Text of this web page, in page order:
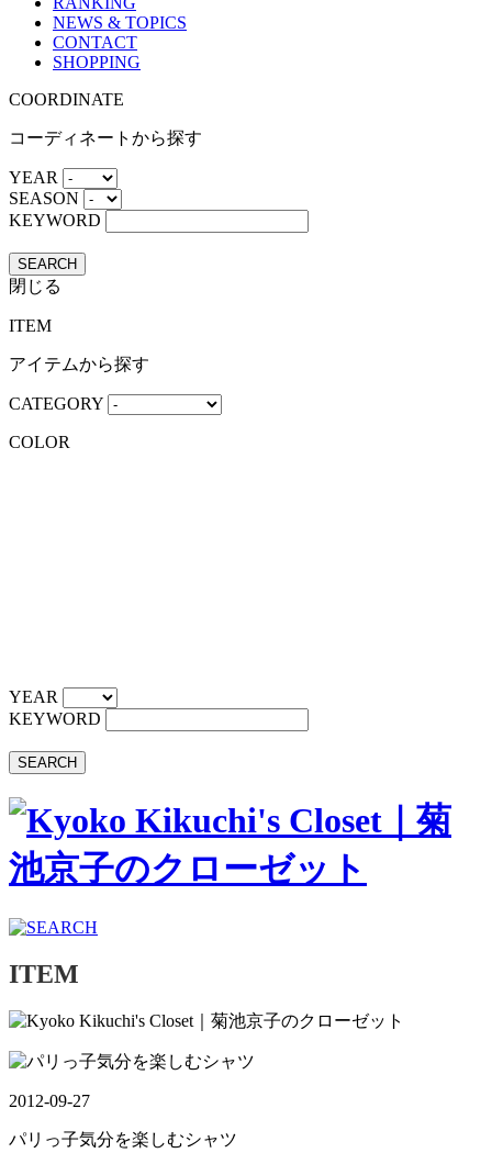
NEWS & TOPICS
CONTACT
SHOPPING
COORDINATE
コーディネートから探す
YEAR
SEASON
KEYWORD
SEARCH
閉じる
ITEM
アイテムから探す
CATEGORY
COLOR
YEAR
KEYWORD
SEARCH
ITEM
2012-09-27
パリっ子気分を楽しむシャツ